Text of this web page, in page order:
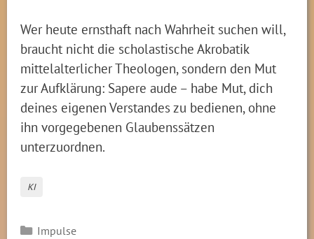
Wer heute ernsthaft nach Wahrheit suchen will,
braucht nicht die scholastische Akrobatik
mittelalterlicher Theologen, sondern den Mut
zur Aufklärung: Sapere aude – habe Mut, dich
deines eigenen Verstandes zu bedienen, ohne
ihn vorgegebenen Glaubenssätzen
unterzuordnen.
KI
Kategorien
Impulse